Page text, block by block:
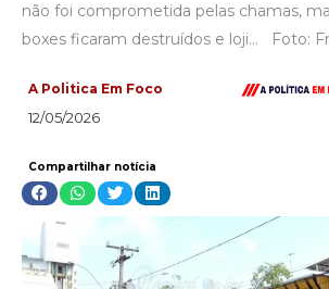
não foi comprometida pelas chamas,
boxes ficaram destruídos e loji… Foto:
A Politica Em Foco
12/05/2026
Compartilhar notícia